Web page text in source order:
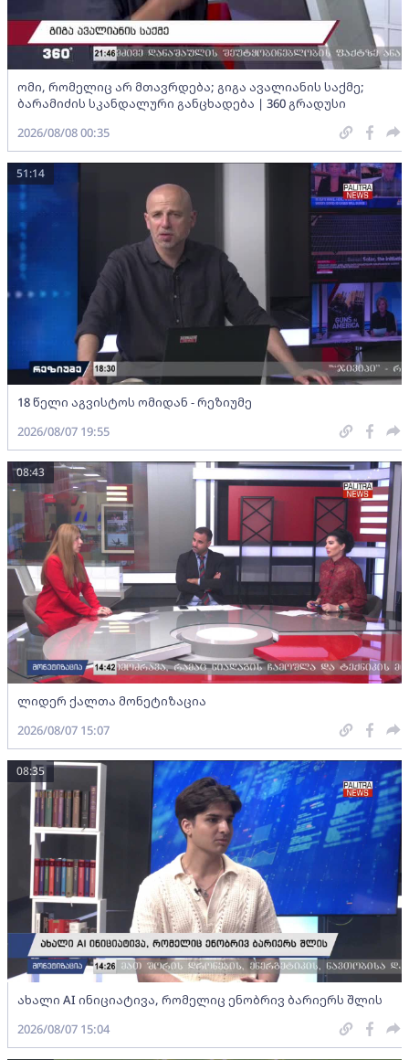
ომი, რომელიც არ მთავრდება; გიგა ავალიანის საქმე;
ბარამიძის სკანდალური განცხადება | 360 გრადუსი
2026/08/08 00:35
18 წელი აგვისტოს ომიდან - რეზიუმე
51:14
2026/08/07 19:55
ლიდერ ქალთა მონეტიზაცია
08:43
2026/08/07 15:07
ახალი AI ინიციატივა, რომელიც ენობრივ ბარიერს შლის
08:35
2026/08/07 15:04